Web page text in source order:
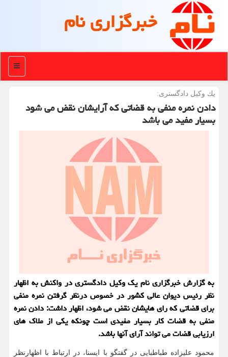
خبرگزاری نام
منو
یك وكیل دادگستری:
دادن نمره منفی به قضاتی که آرایشان نقض می شود
بسیار مفید می باشد
به گزارش خبرگزاری نام یک وکیل دادگستری در واکنش به اظهار
نظر رئیس دیوان عالی کشور در خصوص درنظر گرفتن نمره منفی
برای قضاتی که رای هایشان نقض می شود، اظهار داشت: دادن نمره
منفی به قضات کار بسیار مفیدی است چونکه یکی از ملاک های
ارزیابی قضات می تواند آرای آنها باشد.
محمود علیزاده طباطبایی در گفتگو با ایسنا، در ارتباط با اظهارنظر